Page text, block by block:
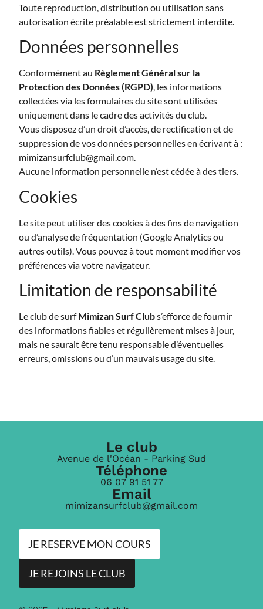
Toute reproduction, distribution ou utilisation sans
autorisation écrite préalable est strictement interdite.
Données personnelles
Conformément au Règlement Général sur la
Protection des Données (RGPD), les informations
collectées via les formulaires du site sont utilisées
uniquement dans le cadre des activités du club.
Vous disposez d’un droit d’accès, de rectification et de
suppression de vos données personnelles en écrivant à :
mimizansurfclub@gmail.com.
Aucune information personnelle n’est cédée à des tiers.
Cookies
Le site peut utiliser des cookies à des fins de navigation
ou d’analyse de fréquentation (Google Analytics ou
autres outils). Vous pouvez à tout moment modifier vos
préférences via votre navigateur.
Limitation de responsabilité
Le club de surfMimizan Surf Clubs’efforce de fournir
des informations fiables et régulièrement mises à jour,
mais ne saurait être tenu responsable d’éventuelles
erreurs, omissions ou d’un mauvais usage du site.
Le club
Avenue de l'Océan - Parking Sud
Téléphone
06 07 91 51 77
Email
mimizansurfclub@gmail.com
JE RESERVE MON COURS
JE REJOINS LE CLUB